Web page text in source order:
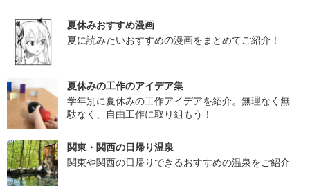
夏休みおすすめ漫画
夏に読みたいおすすめの漫画をまとめてご紹介！
夏休みの工作のアイデア集
学年別に夏休みの工作アイデアを紹介。無理なく無
駄なく、自由工作に取り組もう！
関東・関西の日帰り温泉
関東や関西の日帰りできるおすすめの温泉をご紹介